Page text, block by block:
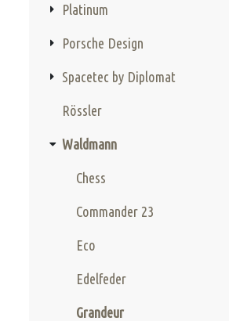
Platinum
Porsche Design
Spacetec by Diplomat
Rössler
Waldmann
Chess
Commander 23
Eco
Edelfeder
Grandeur